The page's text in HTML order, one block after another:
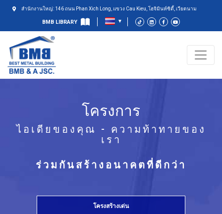
สำนักงานใหญ่: 146 ถนน Phan Xich Long, แขวง Cau Kieu, โฮจิมินห์ซิตี้, เวียดนาม
BMB LIBRARY
โครงการ
ไอเดียของคุณ - ความท้าทายของ
เรา
ร่วมกันสร้างอนาคตที่ดีกว่า
โครงสร้างเด่น